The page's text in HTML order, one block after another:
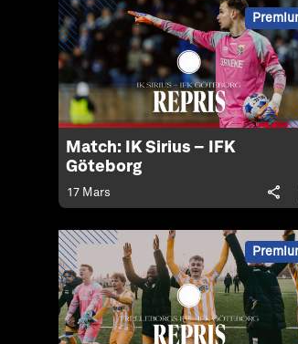
Match: IK Sirius – IFK
Göteborg
17 Mars